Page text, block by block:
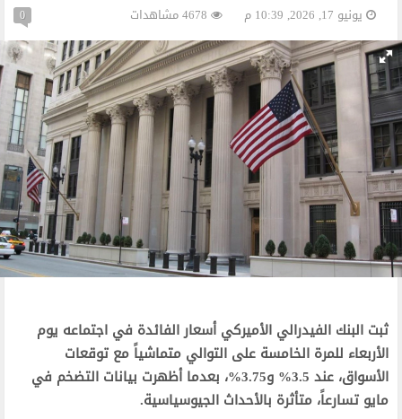
يونيو 17, 2026, 10:39 م 0
ثبت البنك الفيدرالي الأميركي أسعار الفائدة في اجتماعه يوم
الأربعاء للمرة الخامسة على التوالي متماشياً مع توقعات
الأسواق، عند 3.5% و3.75%، بعدما أظهرت بيانات التضخم في
مايو تسارعاً، متأثرة بالأحداث الجيوسياسية.